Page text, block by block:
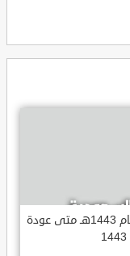
الخدمة المدنية مواعيد إجازة عيد الأضحى لعام 1443هـ متى عودة